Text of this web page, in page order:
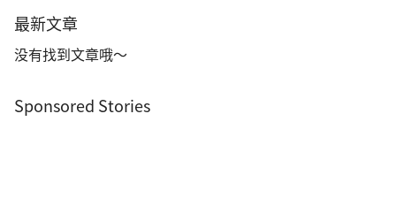
最新文章
没有找到文章哦～
Sponsored Stories